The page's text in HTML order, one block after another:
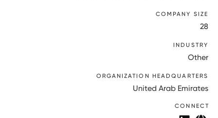
COMPANY SIZE
28
INDUSTRY
Other
ORGANIZATION HEADQUARTERS
United Arab Emirates
CONNECT